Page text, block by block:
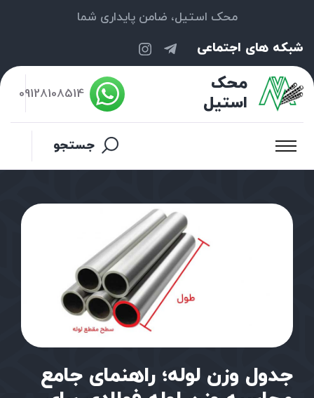
محک استیل، ضامن پایداری شما
شبکه های اجتماعی
محک
استیل
09128108514
جستجو
جدول وزن لوله؛ راهنمای جامع